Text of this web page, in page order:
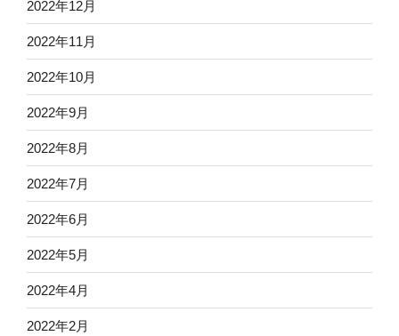
2022年12月
2022年11月
2022年10月
2022年9月
2022年8月
2022年7月
2022年6月
2022年5月
2022年4月
2022年2月